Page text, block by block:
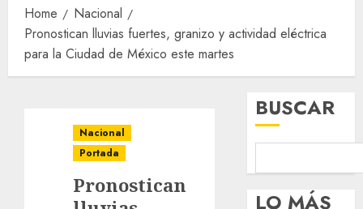
Home
Nacional
Pronostican lluvias fuertes, granizo y actividad eléctrica
para la Ciudad de México este martes
Nacional
Portada
Pronostican
BUSCAR
LO MÁS